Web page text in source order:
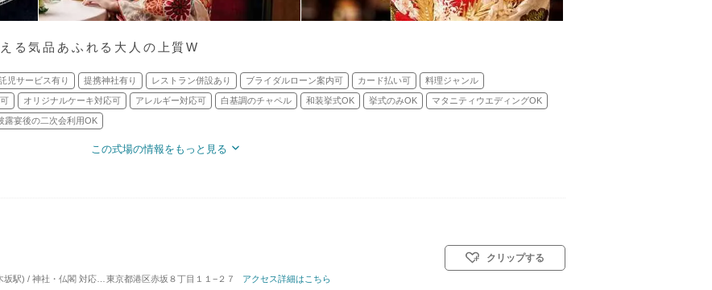
る気品あふれる大人の上質W
児サービス有り 提携神社有り レストラン併設あり ブライダルローン案内可 カード払い可 料理ジャンル
オリジナルケーキ対応可 アレルギー対応可 白基調のチャペル 和装挙式OK 挙式のみOK マタニティウエディングOK
露宴後の二次会利用OK
この式場の情報をもっと見る
坂駅) / 神社・仏閣 対応人数: 着席：6名 ～ 148名 挙式スタイル: 神前式
東京都港区赤坂８丁目１１−２７ アクセス詳細はこちら
クリップする